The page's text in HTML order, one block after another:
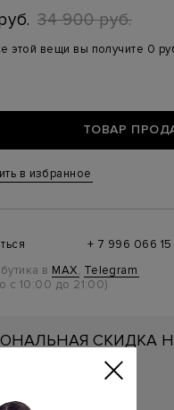
34 900 руб.
этой вещи вы получите 0
ТОВАР
в избранное
+ 7 996 066
в MAX, Telegram
с 10:00 до 21:00)
СКИДКА
ПОКУПКУ